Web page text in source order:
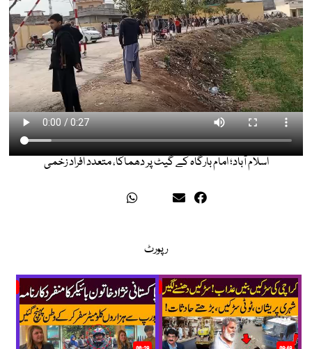
اسلام آباد؛ امام بارگاہ کے گیٹ پر دھماکا، متعدد افراد زخمی
رپورٹ